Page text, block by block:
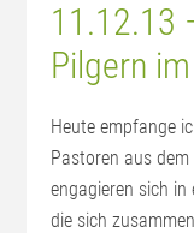
11.12.13
Pilgern
Heute empfange
Pastoren aus
engagieren sich in
die sich